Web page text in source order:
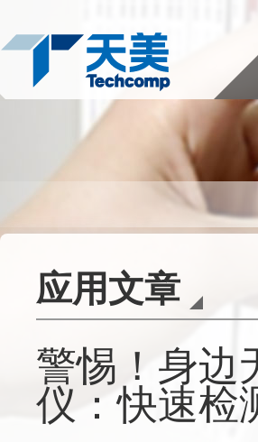
应用文章
警惕！身边
仪：快速检